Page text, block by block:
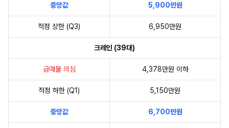
중앙값 5,900만원
적정 상한 (Q3) 6,950만원
크레인 (39대)
급매물 의심 4,378만원 이하
적정 하한 (Q1) 5,150만원
중앙값 6,700만원